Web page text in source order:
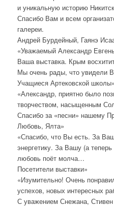
и уникальную историю
Спасибо Вам и всем
галереи.
Андрей Бурдейный, Гаянэ
«Уважаемый Александр
Ваша выставка. Крым
Мы очень рады, что увидели
Учащиеся Артековской школы»
«Александр, приятно было
творчеством, насыщенным
Спасибо за «песни» нашему
Любовь, Ялта»
«Спасибо, что Вы есть. За
энергетику. За Вашу (а
любовь поёт молча…
Посетители выставки»
«Изумительно! Очень
успехов, новых интересных
С уважением Снежана, Стивен